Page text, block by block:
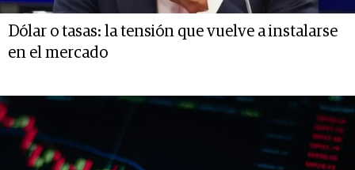
Dólar o tasas: la tensión que vuelve a instalarse
en el mercado